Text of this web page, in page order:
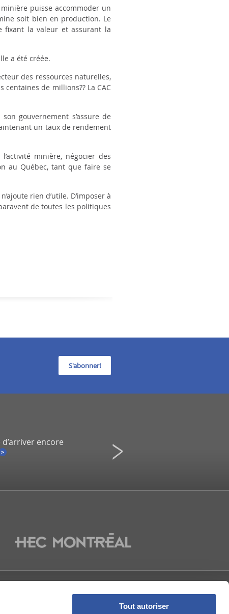
Tout autoriser
puisse accommoder un
soit bien en production. Le
fixant la valeur et assurant la
a été créée.
des ressources naturelles,
de millions?? La CAC
gouvernement s’assure de
un taux de rendement
minière, négocier des
au Québec, tant que faire se
rien d’utile. D’imposer à
de toutes les politiques
S'abonner!
d’arriver encore
Infidélité à un spectacle de
Une démission inévitable ?